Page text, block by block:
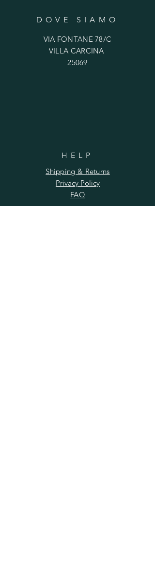
DOVE SIAMO
VIA FONTANE 78/C
VILLA CARCINA
25069
HELP
Shipping & Returns
Privacy Policy
FAQ